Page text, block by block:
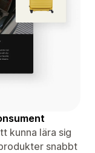
kunna lära sig
snabbt